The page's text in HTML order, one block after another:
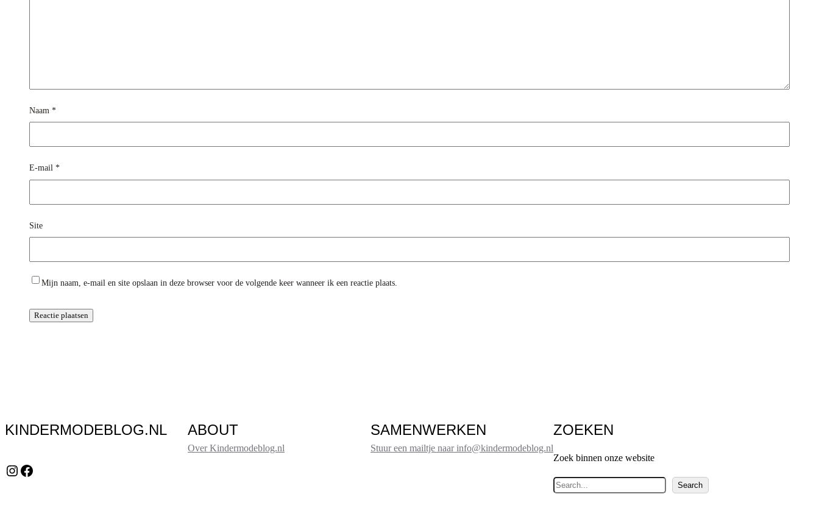
Naam *
E-mail *
Site
Mijn naam, e-mail en site opslaan in deze browser voor de volgende keer wanneer ik een reactie plaats.
KINDERMODEBLOG.NL
Instagram Facebook
ABOUT
Over Kindermodeblog.nl
SAMENWERKEN
Stuur een mailtje naar info@kindermodeblog.nl
ZOEKEN
Zoek binnen onze website
Z
Search